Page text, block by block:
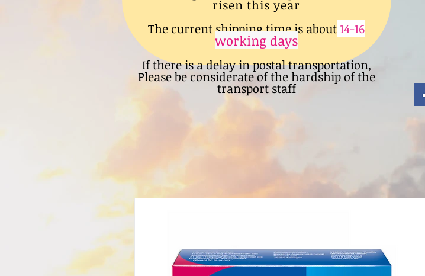
risen this year
The current shipping time is about14-16
working days
If there is a delay in postal transportation,
Please be considerate of the hardship of the
transport staff